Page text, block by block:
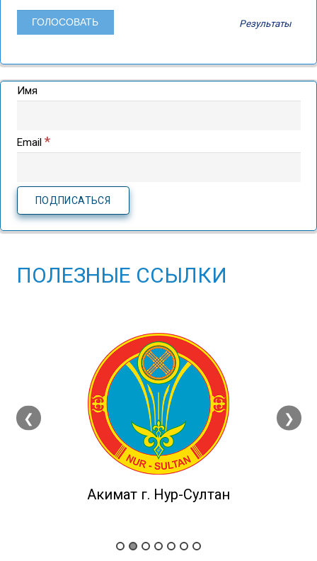
Результаты
Имя
Email *
ПОЛЕЗНЫЕ ССЫЛКИ
❮
Акимат г. Нур-Султан
❯